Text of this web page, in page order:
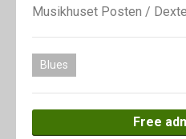
Musikhuset Posten /
Blues
Free